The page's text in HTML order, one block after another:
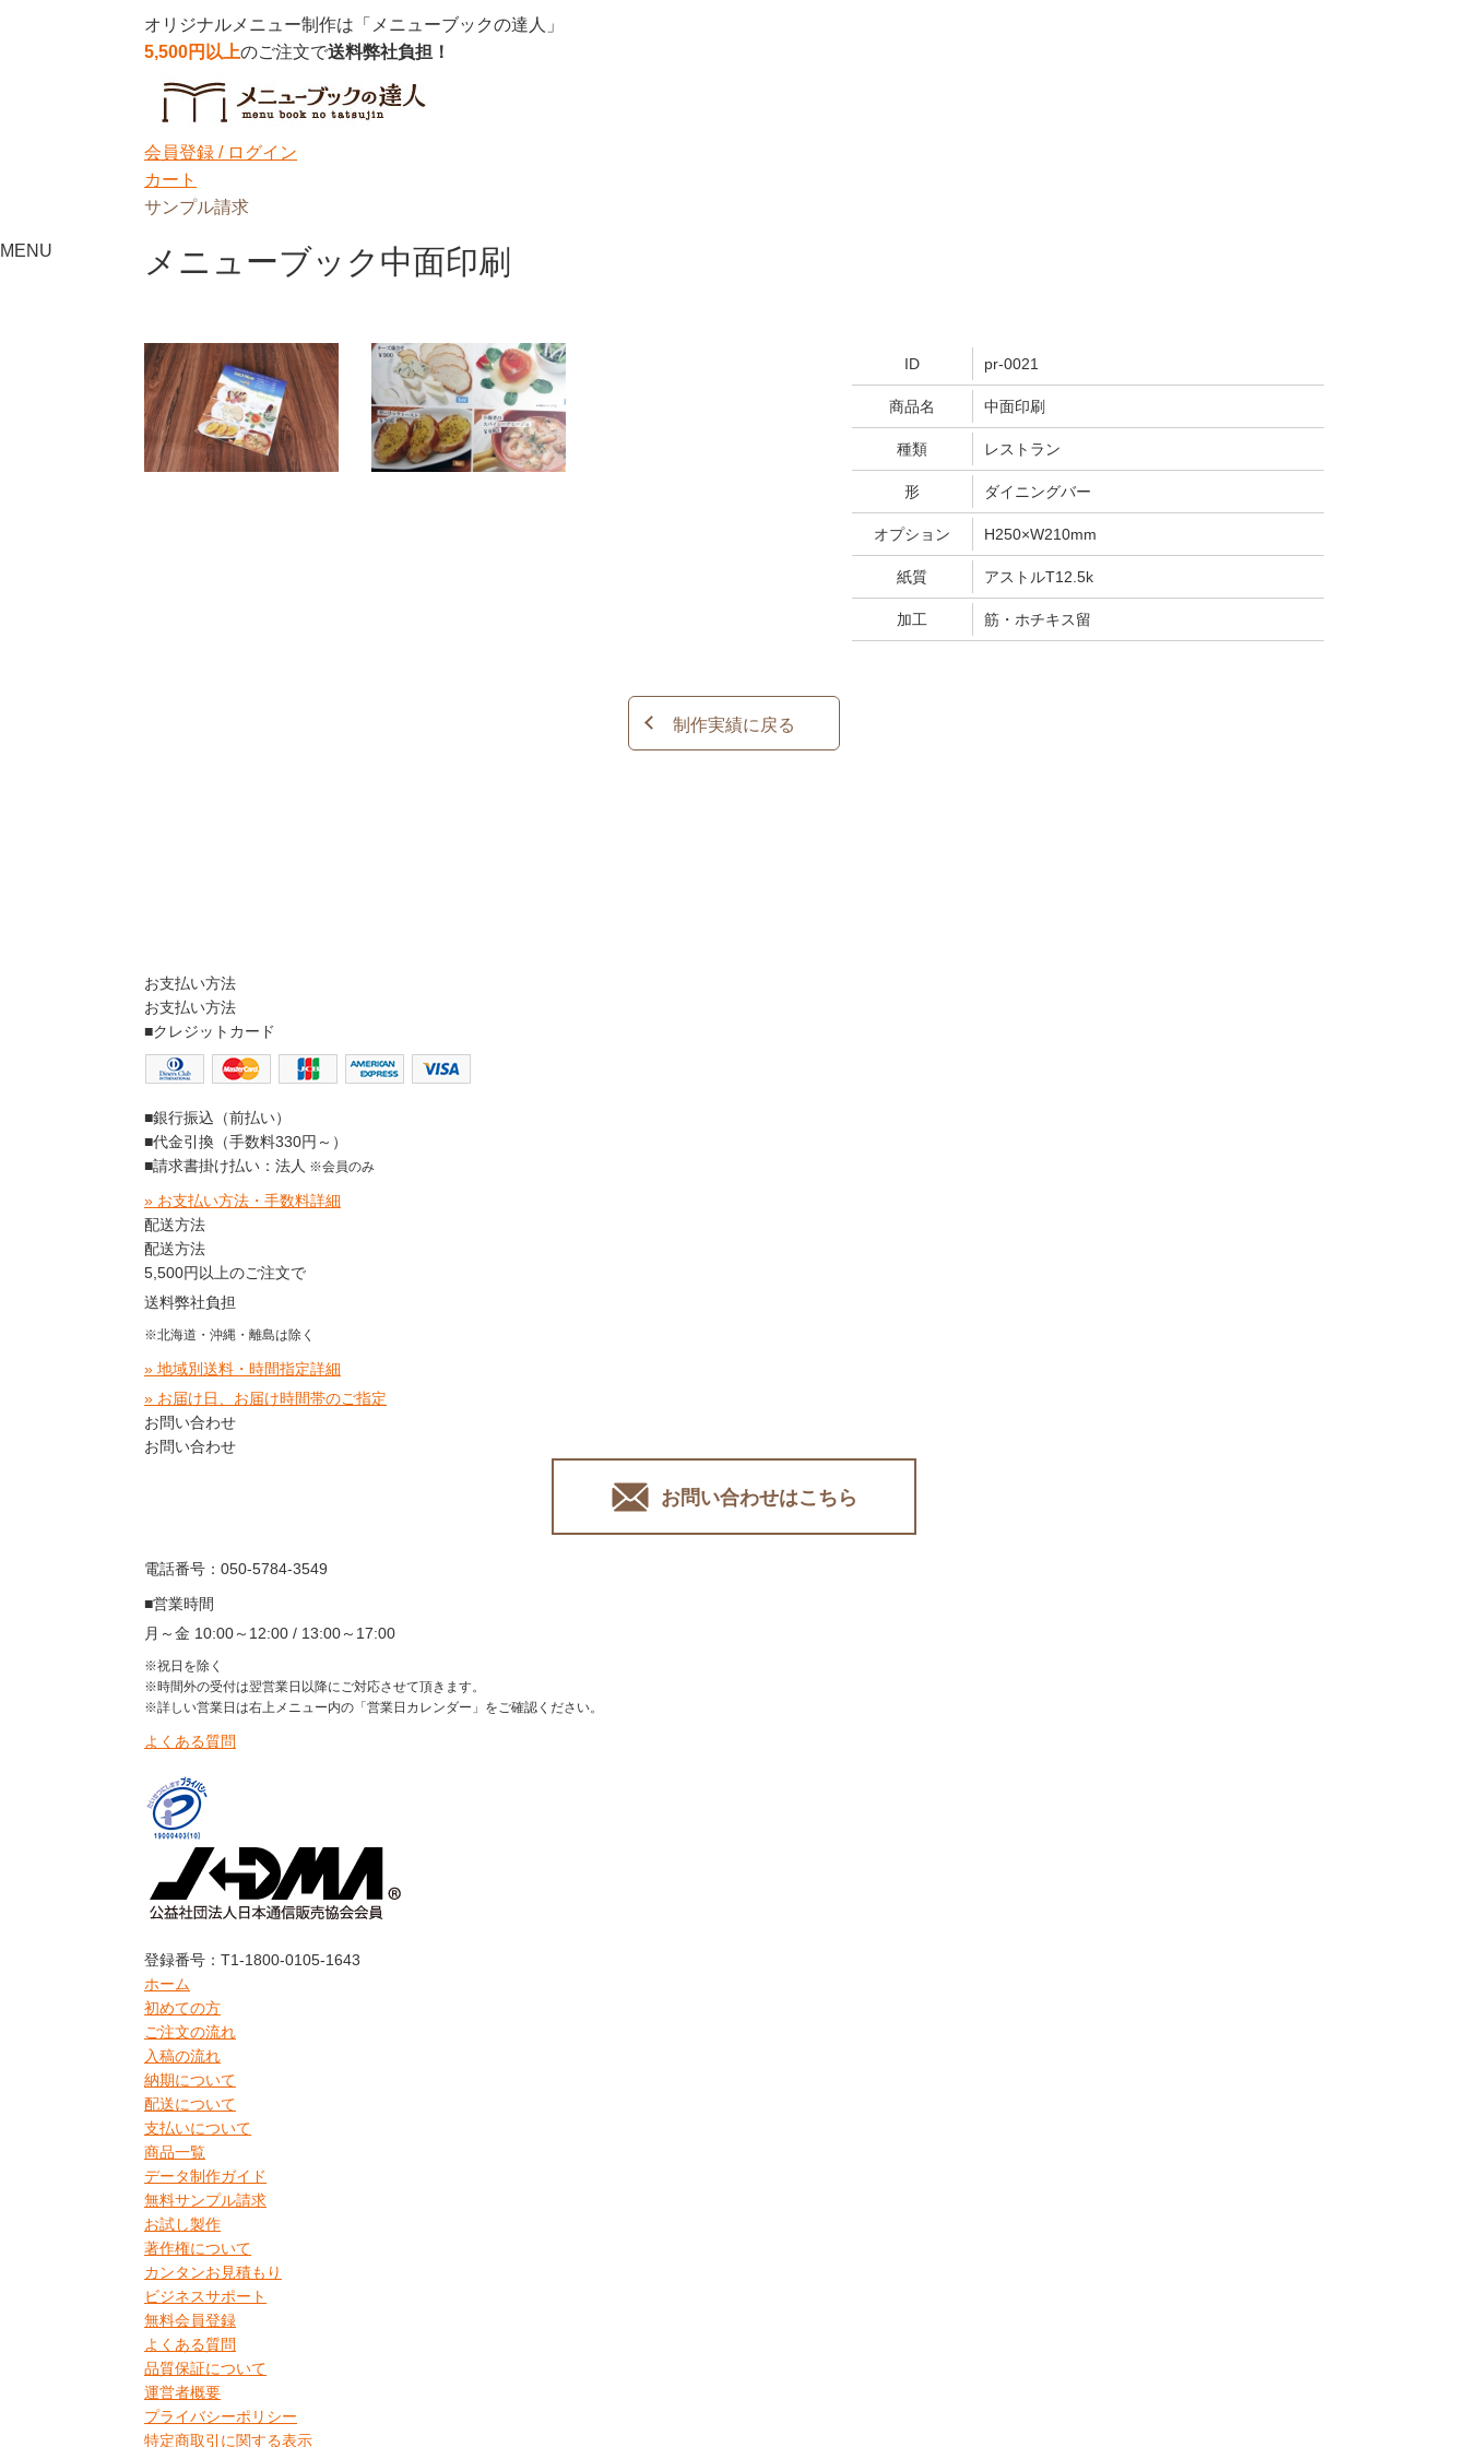
オリジナルメニュー制作は「メニューブックの達人」
5,500円以上のご注文で送料弊社負担！
会員登録 / ログイン
カート
サンプル請求
MENU メニューブック中面印刷
ID pr-0021
商品名 中面印刷
種類 レストラン
形 ダイニングバー
オプション H250×W210mm
紙質 アストルT12.5k
加工 筋・ホチキス留
制作実績に戻る
お支払い方法
お支払い方法
■クレジットカード
■銀行振込（前払い）
■代金引換（手数料330円～）
■請求書掛け払い：法人 ※会員のみ
» お支払い方法・手数料詳細
配送方法
配送方法
5,500円以上のご注文で
送料弊社負担
※北海道・沖縄・離島は除く
» 地域別送料・時間指定詳細
» お届け日、お届け時間帯のご指定
お問い合わせ
お問い合わせ
お問い合わせはこちら
電話番号：050-5784-3549
■営業時間
月～金 10:00～12:00 / 13:00～17:00
※祝日を除く
※時間外の受付は翌営業日以降にご対応させて頂きます。
※詳しい営業日は右上メニュー内の「営業日カレンダー」をご確認ください。
よくある質問
登録番号：T1-1800-0105-1643
ホーム
初めての方
ご注文の流れ
入稿の流れ
納期について
配送について
支払いについて
商品一覧
データ制作ガイド
無料サンプル請求
お試し製作
著作権について
カンタンお見積もり
ビジネスサポート
無料会員登録
よくある質問
品質保証について
運営者概要
プライバシーポリシー
特定商取引に関する表示